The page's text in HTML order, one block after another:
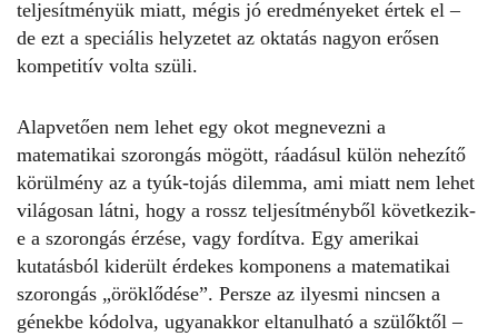
teljesítményük miatt, mégis jó eredményeket értek el –
de ezt a speciális helyzetet az oktatás nagyon erősen
kompetitív volta szüli.
Alapvetően nem lehet egy okot megnevezni a
matematikai szorongás mögött, ráadásul külön nehezítő
körülmény az a tyúk-tojás dilemma, ami miatt nem lehet
világosan látni, hogy a rossz teljesítményből következik-
e a szorongás érzése, vagy fordítva. Egy amerikai
kutatásból kiderült érdekes komponens a matematikai
szorongás „öröklődése”. Persze az ilyesmi nincsen a
génekbe kódolva, ugyanakkor eltanulható a szülőktől –